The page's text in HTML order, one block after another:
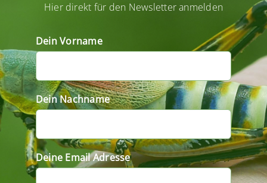
Hier direkt für den Newsletter anmelden
Dein Vorname
Dein Nachname
Deine Email Adresse